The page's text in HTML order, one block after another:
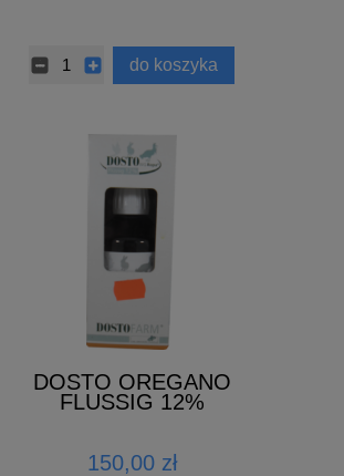
do koszyka
DOSTO OREGANO
FLUSSIG 12%
150,00 zł